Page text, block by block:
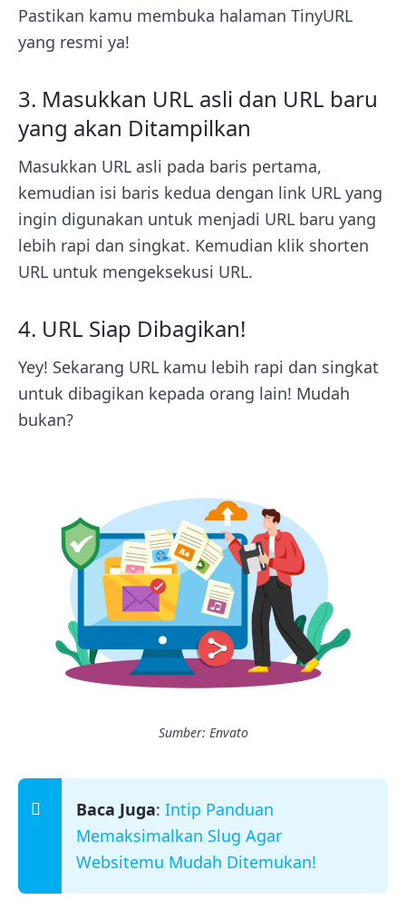
Pastikan kamu membuka halaman TinyURL
yang resmi ya!
3. Masukkan URL asli dan URL baru
yang akan Ditampilkan
Masukkan URL asli pada baris pertama,
kemudian isi baris kedua dengan link URL yang
ingin digunakan untuk menjadi URL baru yang
lebih rapi dan singkat. Kemudian klik shorten
URL untuk mengeksekusi URL.
4. URL Siap Dibagikan!
Yey! Sekarang URL kamu lebih rapi dan singkat
untuk dibagikan kepada orang lain! Mudah
bukan?
Sumber: Envato
Baca Juga: Intip Panduan
Memaksimalkan Slug Agar
Websitemu Mudah Ditemukan!